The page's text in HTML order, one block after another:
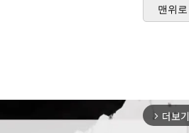
맨위로
arrow_forward_ios 더보기